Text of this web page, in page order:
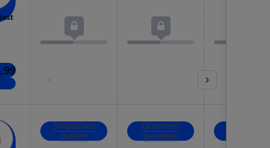
Smoothies
maken
Groenten
pureren